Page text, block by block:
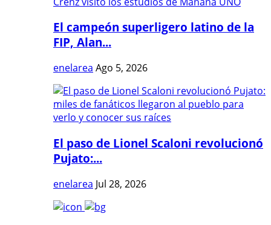
El campeón superligero latino de la
FIP, Alan...
enelarea Ago 5, 2026
El paso de Lionel Scaloni revolucionó
Pujato:...
enelarea Jul 28, 2026